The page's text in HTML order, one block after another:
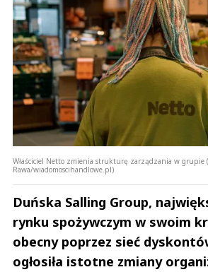
Właściciel Netto zmienia strukturę zarządzania w grupie
Rawa/wiadomoscihandlowe.pl)
Duńska Salling Group,
rynku spożywczym w swoim
obecny poprzez sieć
ogłosiła istotne zmiany